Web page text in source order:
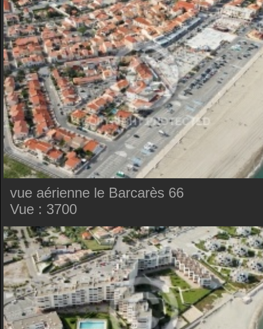
vue aérienne le Barcarès 66
Vue : 3700